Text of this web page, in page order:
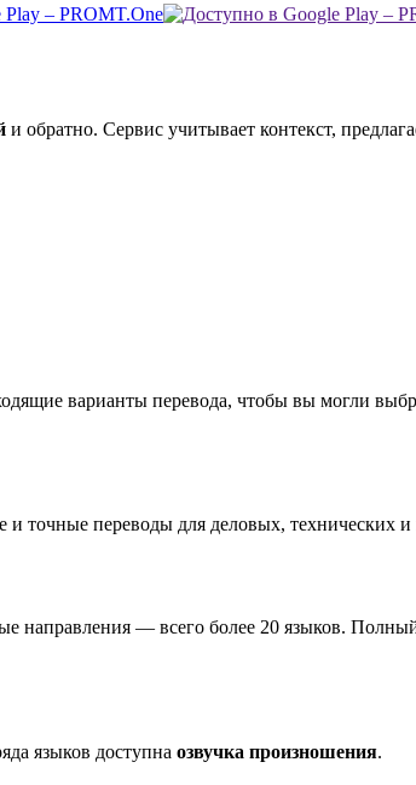
и обратно. Сервис учитывает контекст,
варианты перевода, чтобы вы могли
и точные переводы для деловых, технических
направления — всего более 20 языков.
языков доступна озвучка произношения.